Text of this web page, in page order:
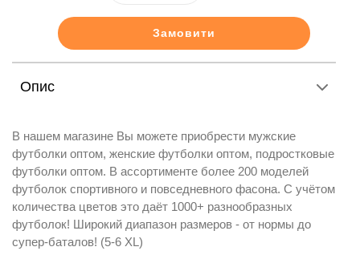
Замовити
Опис
В нашем магазине Вы можете приобрести мужские
футболки оптом, женские футболки оптом, подростковые
футболки оптом. В ассортименте более 200 моделей
футболок спортивного и повседневного фасона. С учётом
количества цветов это даёт 1000+ разнообразных
футболок! Широкий диапазон размеров - от нормы до
супер-баталов! (5-6 XL)